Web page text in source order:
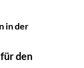
in der
den